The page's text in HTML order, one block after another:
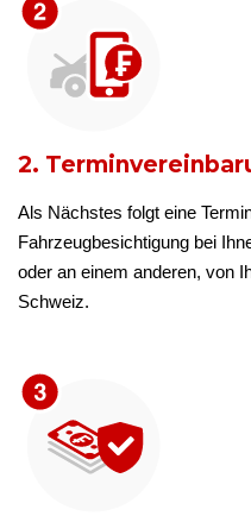
2.
Als Nächstes folgt eine
Fahrzeugbesichtigung bei
oder an einem anderen, von
Schweiz.